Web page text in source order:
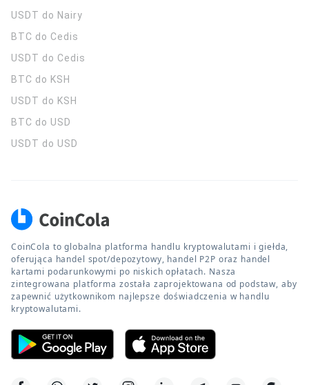
USDT do Nairy
BTC do Cedis
USDT do Cedis
BTC do KSH
USDT do KSH
BTC do USD
USDT do USD
CoinCola to globalna platforma handlu kryptowalutami i giełda,
oferująca handel spot/depozytowy, handel P2P oraz handel
kartami podarunkowymi po niskich opłatach. Nasza
zintegrowana platforma została zaprojektowana od podstaw, aby
zapewnić użytkownikom najlepsze doświadczenia w handlu
kryptowalutami.